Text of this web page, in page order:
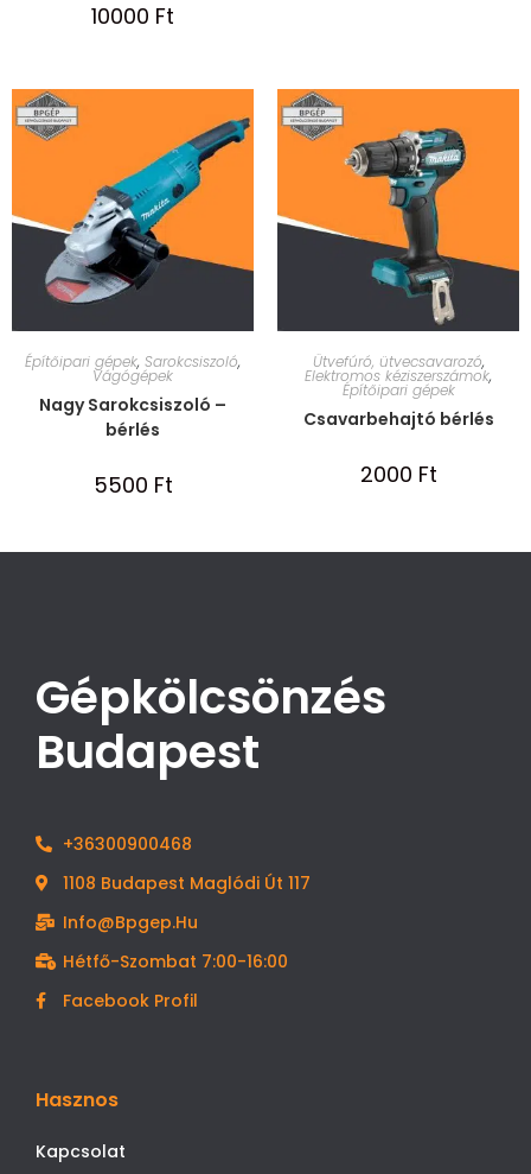
10000 Ft
Építőipari gépek, Sarokcsiszoló,
Vágógépek
Nagy Sarokcsiszoló –
bérlés
5500 Ft
Ütvefúró, ütvecsavarozó,
Elektromos kéziszerszámok,
Építőipari gépek
Csavarbehajtó bérlés
2000 Ft
Gépkölcsönzés
Budapest
+36300900468
1108 Budapest Maglódi Út 117
Info@bpgep.hu
Hétfő-Szombat 7:00-16:00
Facebook Profil
Hasznos
Kapcsolat